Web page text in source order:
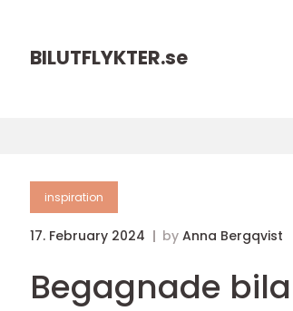
BILUTFLYKTER.se
inspiration
17. February 2024 by Anna Bergqvist
Begagnade